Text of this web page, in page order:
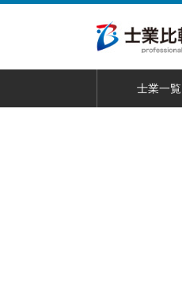
士業一覧